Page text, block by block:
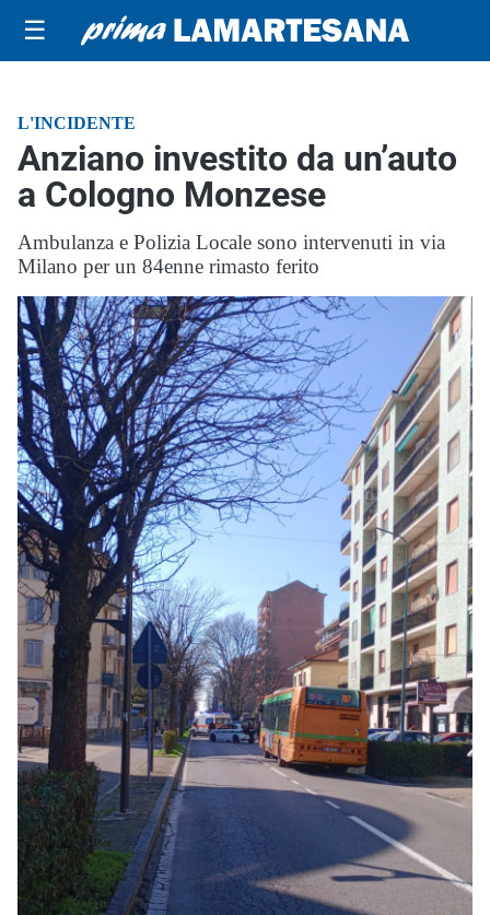
☰
L'INCIDENTE
Anziano investito da un’auto
a Cologno Monzese
Ambulanza e Polizia Locale sono intervenuti in via
Milano per un 84enne rimasto ferito